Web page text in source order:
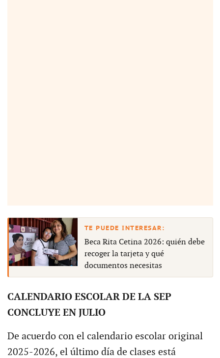
Beca Rita Cetina 2026: quién debe
recoger la tarjeta y qué
documentos necesitas
CALENDARIO ESCOLAR DE LA SEP
CONCLUYE EN JULIO
De acuerdo con el calendario escolar original
2025-2026, el último día de clases está